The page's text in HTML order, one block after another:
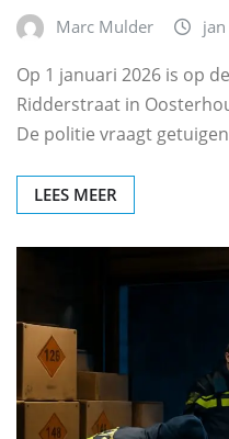
Marc Mulder
Op 1 januari 2026 is op
Ridderstraat in
De politie vraagt
LEES MEER